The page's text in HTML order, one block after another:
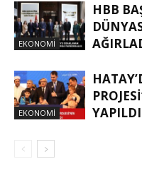
EKONOMI
HBB
EKONOMI
YAPILDI